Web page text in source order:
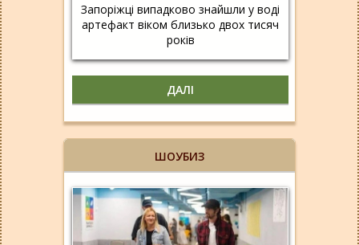
Запоріжці випадково знайшли у воді
артефакт віком близько двох тисяч
років
ДАЛІ
ШОУБИЗ